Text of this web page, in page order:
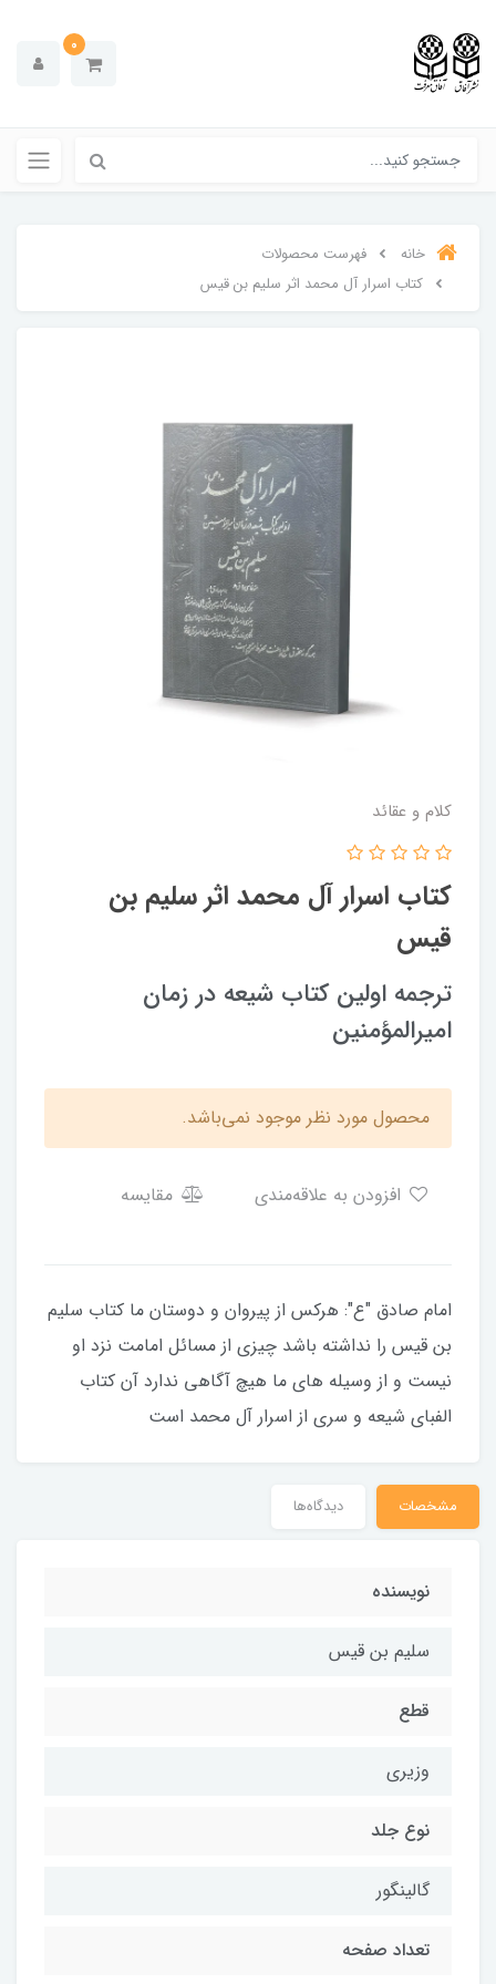
0
خانه
فهرست محصولات
کتاب اسرار آل محمد اثر سلیم بن قیس
کلام و عقائد
کتاب اسرار آل محمد اثر سلیم بن
قیس
ترجمه اولین کتاب شیعه در زمان
امیرالمؤمنین
محصول مورد نظر موجود نمی‌باشد.
مقایسه
امام صادق "ع": هرکس از پیروان و دوستان ما کتاب سلیم
بن قیس را نداشته باشد چیزی از مسائل امامت نزد او
نیست و از وسیله های ما هیچ آگاهی ندارد آن کتاب
الفبای شیعه و سری از اسرار آل محمد است
مشخصات دیدگاه‌ها
نویسنده
سلیم بن قیس
قطع
وزیری
نوع جلد
گالینگور
تعداد صفحه